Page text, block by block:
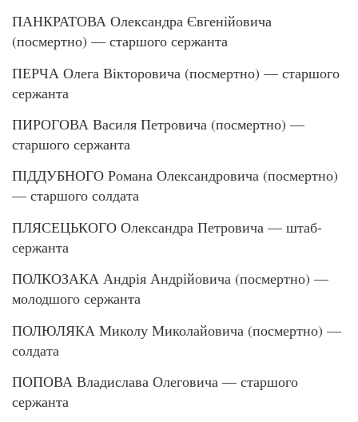
ПАНКРАТОВА Олександра Євгенійовича
(посмертно) — старшого сержанта
ПЕРЧА Олега Вікторовича (посмертно) — старшого
сержанта
ПИРОГОВА Василя Петровича (посмертно) —
старшого сержанта
ПІДДУБНОГО Романа Олександровича (посмертно)
— старшого солдата
ПЛЯСЕЦЬКОГО Олександра Петровича — штаб-
сержанта
ПОЛКОЗАКА Андрія Андрійовича (посмертно) —
молодшого сержанта
ПОЛЮЛЯКА Миколу Миколайовича (посмертно) —
солдата
ПОПОВА Владислава Олеговича — старшого
сержанта